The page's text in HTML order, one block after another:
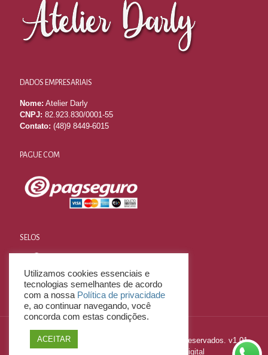
DADOS EMPRESARIAIS
Nome: Atelier Darly
CNPJ: 82.923.830/0001-55
Contato: (48)9 8449-6015
PAGUE COM
SELOS
2023 © E-Commerce LITE - Todos os Direitos Reservados. v1.01
Desenvolvido por
Mitweb Agência Digital
Utilizamos cookies essenciais e
tecnologias semelhantes de acordo
com a nossa Política de privacidade
e, ao continuar navegando, você
concorda com estas condições.
ACEITAR